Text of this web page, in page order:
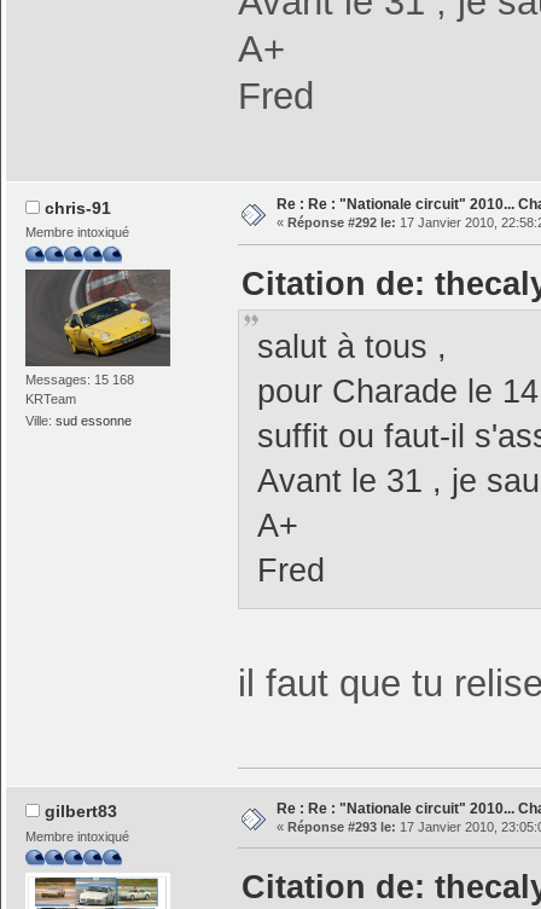
A+
Fred
chris-91
Membre intoxiqué
Messages: 15 168
KRTeam
Ville:sud essonne
Re : Re : "Nationale circuit" 2010...
« Réponse #292 le: 17 Janvier 2010,
Citation de:
salut à tous ,
pour Charade le
suffit ou faut-il
Avant le 31 , je
A+
Fred
il faut que tu
gilbert83
Membre intoxiqué
Re : Re : "Nationale circuit" 2010...
« Réponse #293 le: 17 Janvier 2010,
Citation de: